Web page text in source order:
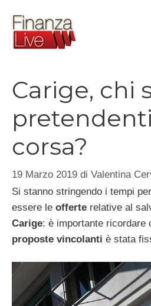
contenuto
Carige, chi
corsa?
19 Marzo 2019 di Valentina
Si stanno stringendo i tempi
essere le offerte relative al
Carige: è importante ricordare
proposte vincolanti è stata